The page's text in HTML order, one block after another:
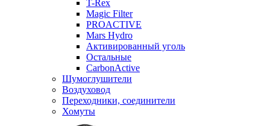
T-Rex
Magic Filter
PROACTIVE
Mars Hydro
Активированный уголь
Остальные
CarbonActive
Шумоглушители
Воздуховод
Переходники, соединители
Хомуты